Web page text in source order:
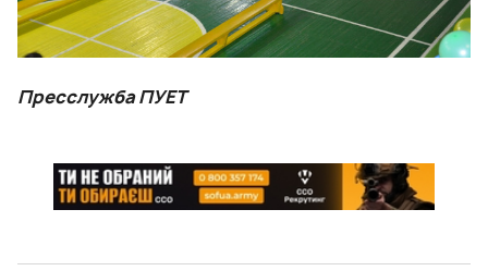
Пресслужба ПУЕТ